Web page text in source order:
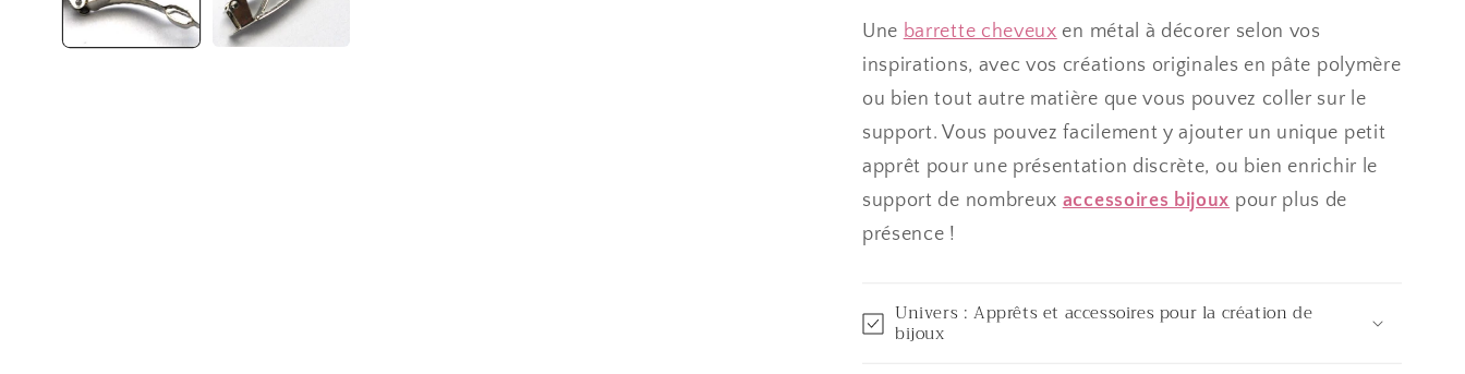
Une barrette cheveux en métal à décorer selon vos
inspirations, avec vos créations originales en pâte polymère
ou bien tout autre matière que vous pouvez coller sur le
support. Vous pouvez facilement y ajouter un unique petit
apprêt pour une présentation discrète, ou bien enrichir le
support de nombreux accessoires bijoux pour plus de
présence !
Univers : Apprêts et accessoires pour la création de
bijoux